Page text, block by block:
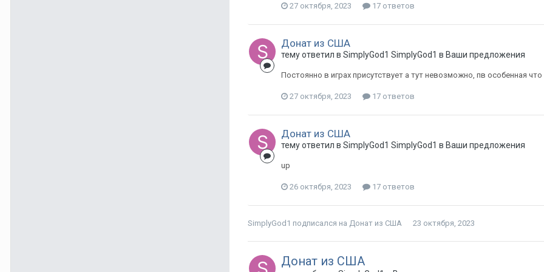
27 октября, 2023 17 ответов
Донат из США
тему ответил в SimplyGod1 SimplyGod1 в Ваши предложения
Постоянно в играх присутствует а тут невозможно, пв особенная что
27 октября, 2023 17 ответов
Донат из США
тему ответил в SimplyGod1 SimplyGod1 в Ваши предложения
up
26 октября, 2023 17 ответов
SimplyGod1 подписался на Донат из США 23 октября, 2023
Донат из США